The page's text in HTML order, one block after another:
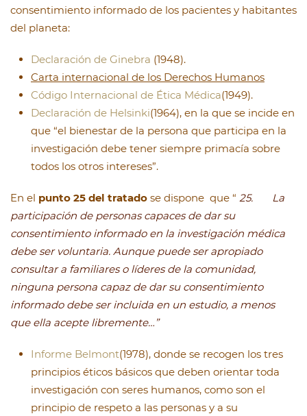
consentimiento informado de los pacientes y habitantes
del planeta:
Declaración de Ginebra (1948).
Carta internacional de los Derechos Humanos
Código Internacional de Ética Médica(1949).
Declaración de Helsinki(1964), en la que se incide en
que “el bienestar de la persona que participa en la
investigación debe tener siempre primacía sobre
todos los otros intereses”.
En el punto 25 del tratado se dispone que “ 25. La
participación de personas capaces de dar su
consentimiento informado en la investigación médica
debe ser voluntaria. Aunque puede ser apropiado
consultar a familiares o líderes de la comunidad,
ninguna persona capaz de dar su consentimiento
informado debe ser incluida en un estudio, a menos
que ella acepte libremente…”
Informe Belmont(1978), donde se recogen los tres
principios éticos básicos que deben orientar toda
investigación con seres humanos, como son el
principio de respeto a las personas y a su